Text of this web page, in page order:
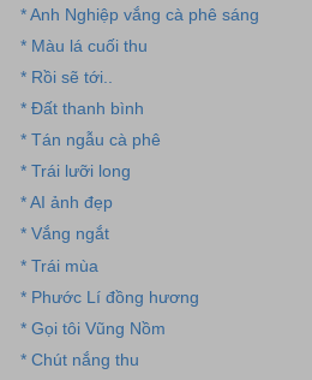
* Anh Nghiệp vắng cà phê sáng
* Màu lá cuối thu
* Rồi sẽ tới..
* Đất thanh bình
* Tán ngẫu cà phê
* Trái lưỡi long
* AI ảnh đẹp
* Vắng ngắt
* Trái mùa
* Phước Lí đồng hương
* Gọi tôi Vũng Nồm
* Chút nắng thu